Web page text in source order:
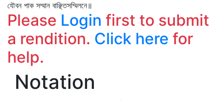
যৌবন পাক সম্মান বাঞ্ছিতসম্মিলনে॥
Please Login first to submit
a rendition. Click here for
help.
Notation